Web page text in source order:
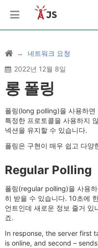
네트워크 요청
2022년 12월 8일
롱 폴링
폴링(long polling)을 사용하
특정한 프로토콜을 사용하지
넥션을 유지할 수 있습니다.
폴링은 구현이 매우 쉽고 다양
Regular Polling
폴링(regular polling)을 사용
히 받을 수 있습니다. 10초에
언트인데 새로운 정보 줄거 있
죠.
In response, the server first
is online, and second –